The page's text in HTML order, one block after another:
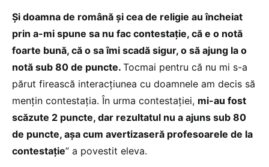
Și doamna de română și cea de religie au încheiat
prin a-mi spune sa nu fac contestație, că e o notă
foarte bună, că o sa îmi scadă sigur, o să ajung la o
notă sub 80 de puncte. Tocmai pentru că nu mi s-a
părut firească interacțiunea cu doamnele am decis să
mențin contestația. În urma contestației, mi-au fost
scăzute 2 puncte, dar rezultatul nu a ajuns sub 80
de puncte, așa cum avertizaseră profesoarele de la
contestație” a povestit eleva.